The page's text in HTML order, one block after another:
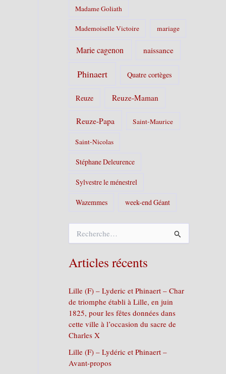
Madame Goliath
Mademoiselle Victoire mariage
Marie cagenon naissance
Phinaert Quatre cortèges
Reuze Reuze-Maman
Reuze-Papa Saint-Maurice
Saint-Nicolas
Stéphane Deleurence
Sylvestre le ménestrel
Wazemmes week-end Géant
e
c
h
r
:
Articles récents
Lille (F) – Lyderic et Phinaert – Char
de triomphe établi à Lille, en juin
1825, pour les fêtes données dans
cette ville à l’occasion du sacre de
Charles X
Lille (F) – Lydéric et Phinaert –
Avant-propos